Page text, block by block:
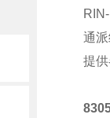
通
提